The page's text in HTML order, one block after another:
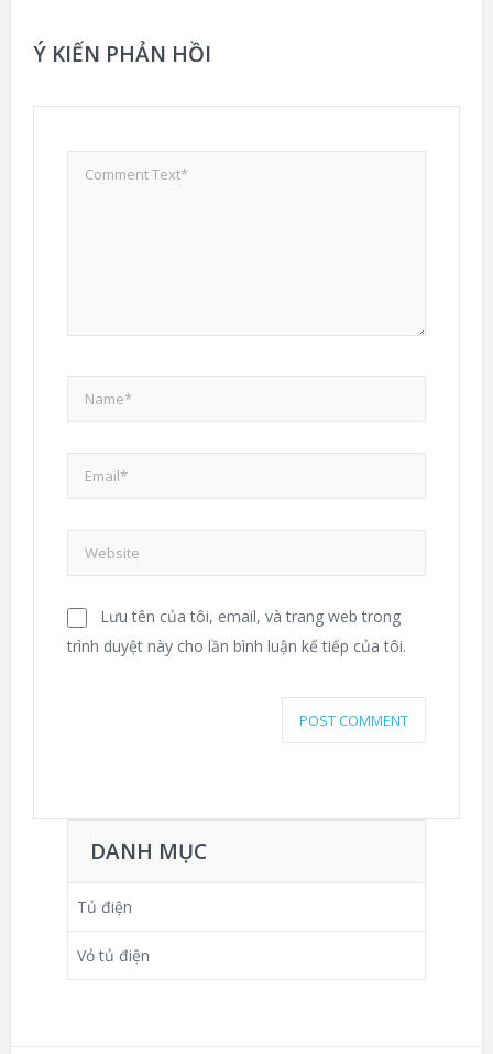
Ý KIẾN PHẢN HỒI
Lưu tên của tôi, email, và trang web trong
trình duyệt này cho lần bình luận kế tiếp của tôi.
DANH MỤC
Tủ điện
Vỏ tủ điện